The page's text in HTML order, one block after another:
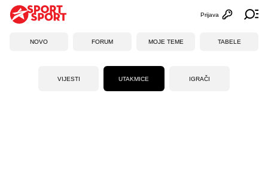
Otvori
Prijava
NOVO FORUM MOJE TEME TABELE
VIJESTI UTAKMICE IGRAČI